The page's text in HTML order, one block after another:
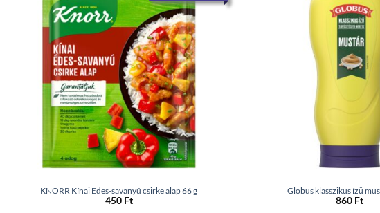
KNORR Kínai Édes-savanyú csirke alap 66 g
450 Ft
Globus klasszikus ízű
860 Ft